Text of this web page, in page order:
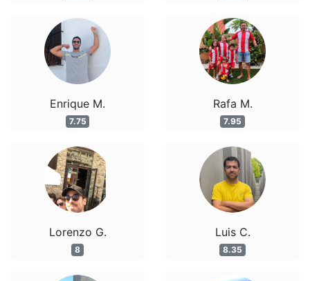
Enrique M.
7.75
Lorenzo G.
8
Rafa M.
7.95
Luis C.
8.35